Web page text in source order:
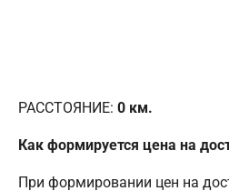
РАССТОЯНИЕ: 0 км.
Как формируется цена на
При формировании цен на